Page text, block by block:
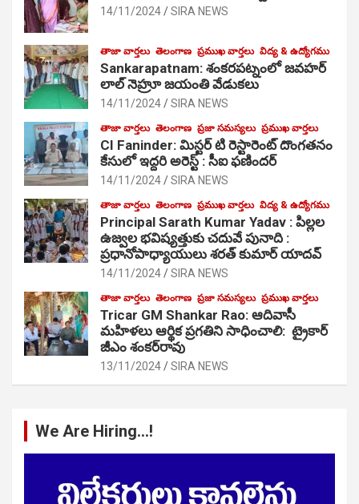
14/11/2024 SIRA NEWS
తాజా వార్తలు తెలంగాణ ప్రముఖ వార్తలు విద్య & ఉద్యోగము
Sankarapatnam: శంకరపట్నంలో జవహర్
లాల్ నెహ్రూ జయంతి వేడుకలు
14/11/2024 SIRA NEWS
తాజా వార్తలు తెలంగాణ ప్రజా సమస్యలు ప్రముఖ వార్తలు
CI Faninder: మిస్టర్ టి రెస్టారెంట్ దొంగతనం
కేసులో ఇద్దరి అరెస్ట్ : సీఐ ఫణిందర్
14/11/2024 SIRA NEWS
తాజా వార్తలు తెలంగాణ ప్రముఖ వార్తలు విద్య & ఉద్యోగము
Principal Sarath Kumar Yadav : పిల్లల
ఉజ్వల భవిష్యత్తుకు చదువే పునాది :
ప్రధానోపాధ్యాయులు శరత్ కుమార్ యాదవ్
14/11/2024 SIRA NEWS
తాజా వార్తలు తెలంగాణ ప్రజా సమస్యలు ప్రముఖ వార్తలు
Tricar GM Shankar Rao: ఆదివాసీ
మహిళలు ఆర్థిక ప్రగతిని సాధించాలి: ట్రైకార్
జీఎం శంకర్‌రావు
13/11/2024 SIRA NEWS
We Are Hiring…!